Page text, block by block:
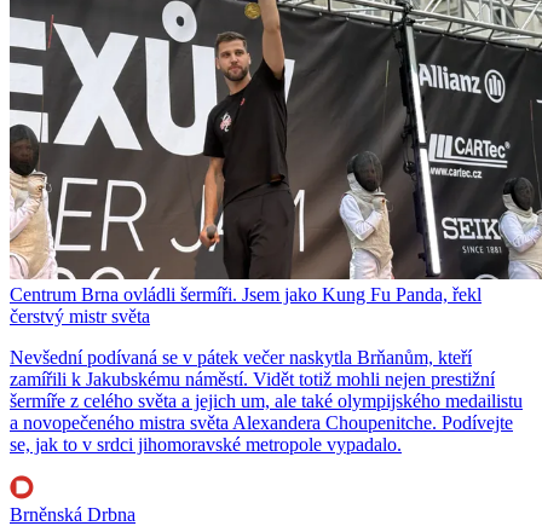
Centrum Brna ovládli šermíři. Jsem jako Kung Fu Panda, řekl
čerstvý mistr světa
Nevšední podívaná se v pátek večer naskytla Brňanům, kteří
zamířili k Jakubskému náměstí. Vidět totiž mohli nejen prestižní
šermíře z celého světa a jejich um, ale také olympijského medailistu
a novopečeného mistra světa Alexandera Choupenitche. Podívejte
se, jak to v srdci jihomoravské metropole vypadalo.
Brněnská Drbna